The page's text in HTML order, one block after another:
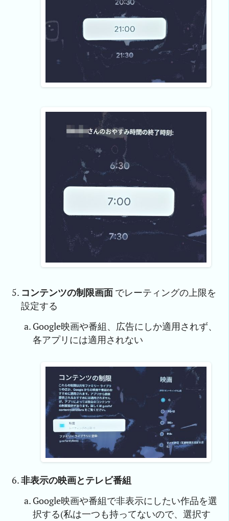
コンテンツの制限画面でレーティングの上限を
設定する
Google映画や番組、広告にしか適用されず、
各アプリには適用されない
非表示の映画とテレビ番組
Google映画や番組で非表示にしたい作品を選
択する(私は一つも持ってないので、選択す